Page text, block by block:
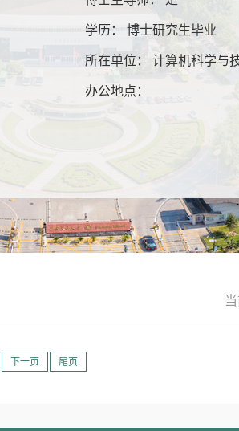
学历： 博士研究生毕业
所在单位： 计算机科学与
办公地点：
下一页 尾页